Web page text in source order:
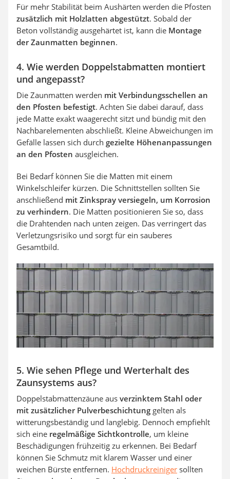
Für mehr Stabilität beim Aushärten werden die Pfosten
zusätzlich mit Holzlatten abgestützt. Sobald der
Beton vollständig ausgehärtet ist, kann die Montage
der Zaunmatten beginnen.
4. Wie werden Doppelstabmatten montiert
und angepasst?
Die Zaunmatten werden mit Verbindungsschellen an
den Pfosten befestigt. Achten Sie dabei darauf, dass
jede Matte exakt waagerecht sitzt und bündig mit den
Nachbarelementen abschließt. Kleine Abweichungen im
Gefälle lassen sich durch gezielte Höhenanpassungen
an den Pfosten ausgleichen.
Bei Bedarf können Sie die Matten mit einem
Winkelschleifer kürzen. Die Schnittstellen sollten Sie
anschließend mit Zinkspray versiegeln, um Korrosion
zu verhindern. Die Matten positionieren Sie so, dass
die Drahtenden nach unten zeigen. Das verringert das
Verletzungsrisiko und sorgt für ein sauberes
Gesamtbild.
5. Wie sehen Pflege und Werterhalt des
Zaunsystems aus?
Doppelstabmattenzäune aus verzinktem Stahl oder
mit zusätzlicher Pulverbeschichtung gelten als
witterungsbeständig und langlebig. Dennoch empfiehlt
sich eine regelmäßige Sichtkontrolle, um kleine
Beschädigungen frühzeitig zu erkennen. Bei Bedarf
können Sie Schmutz mit klarem Wasser und einer
weichen Bürste entfernen. Hochdruckreiniger sollten